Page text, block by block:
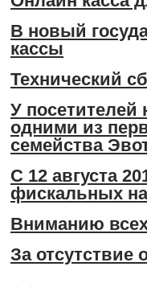
В новый
кассы
Технический
У посетителей
одними из
семейства
С 12 августа
фискальных
Вниманию
За отсутствие